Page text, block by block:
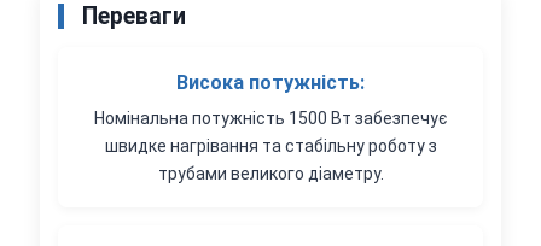
Переваги
Висока потужність:
Номінальна потужність 1500 Вт забезпечує
швидке нагрівання та стабільну роботу з
трубами великого діаметру.